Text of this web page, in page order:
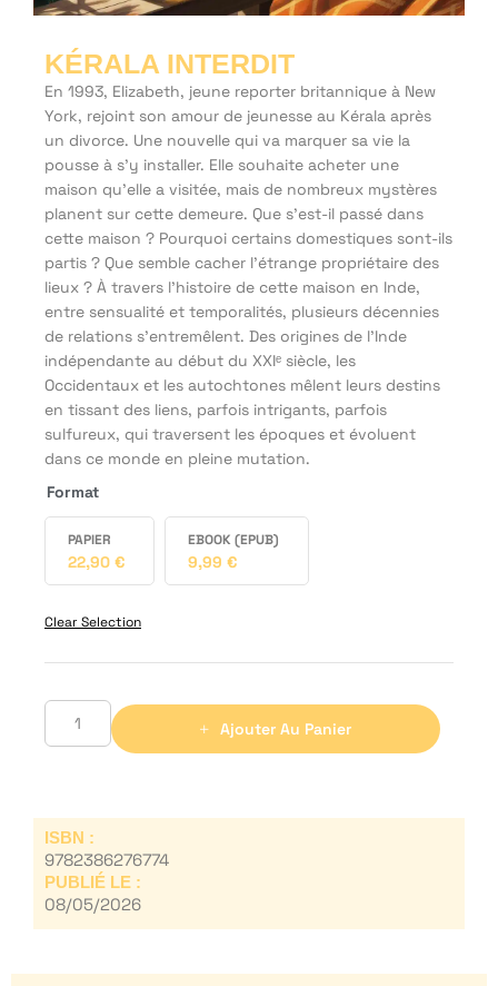
KÉRALA INTERDIT
En 1993, Elizabeth, jeune reporter britannique à New
York, rejoint son amour de jeunesse au Kérala après
un divorce. Une nouvelle qui va marquer sa vie la
pousse à s'y installer. Elle souhaite acheter une
maison qu'elle a visitée, mais de nombreux mystères
planent sur cette demeure. Que s’est-il passé dans
cette maison ? Pourquoi certains domestiques sont-ils
partis ? Que semble cacher l’étrange propriétaire des
lieux ? À travers l’histoire de cette maison en Inde,
entre sensualité et temporalités, plusieurs décennies
de relations s’entremêlent. Des origines de l’Inde
indépendante au début du XXIᵉ siècle, les
Occidentaux et les autochtones mêlent leurs destins
en tissant des liens, parfois intrigants, parfois
sulfureux, qui traversent les époques et évoluent
dans ce monde en pleine mutation.
Format
PAPIER
22,90 €
EBOOK (EPUB)
9,99 €
Clear Selection
Ajouter Au Panier
ISBN :
9782386276774
PUBLIÉ LE :
08/05/2026